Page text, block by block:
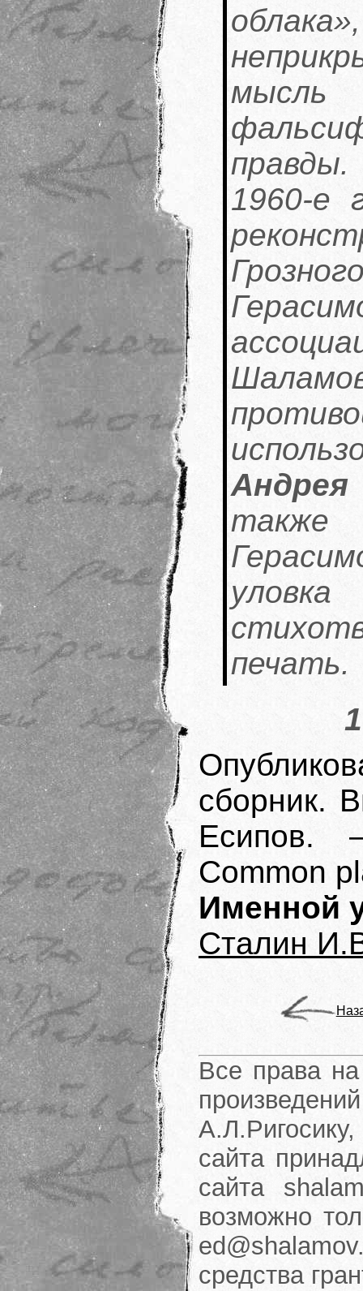
1960-е
Андрея
также
печать.
сборник.
Есипов.
Common
Именной
Сталин
Все права на
сайта
сайта
возможно
средства